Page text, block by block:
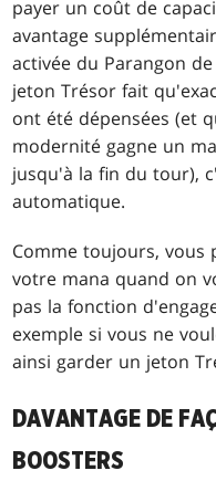
payer un coût de
avantage
activée du Parangon
jeton Trésor fait
ont été dépensées (et
modernité gagne un
jusqu'à la fin du tour),
automatique.
Comme toujours, vous
votre mana quand on
pas la fonction
exemple si vous ne
ainsi garder un jeton
DAVANTAGE DE
BOOSTERS